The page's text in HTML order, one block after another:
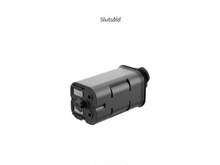
Slutsåld